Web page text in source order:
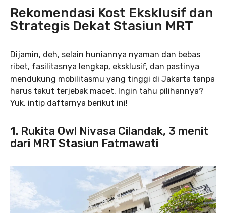
Rekomendasi Kost Eksklusif dan
Strategis Dekat Stasiun MRT
Dijamin, deh, selain huniannya nyaman dan bebas
ribet, fasilitasnya lengkap, eksklusif, dan pastinya
mendukung mobilitasmu yang tinggi di Jakarta tanpa
harus takut terjebak macet. Ingin tahu pilihannya?
Yuk, intip daftarnya berikut ini!
1. Rukita Owl Nivasa Cilandak, 3 menit
dari MRT Stasiun Fatmawati